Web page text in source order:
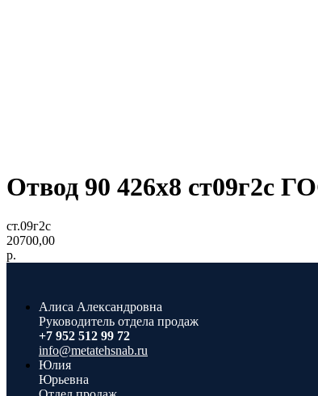
Отвод 90 426x8 ст09г2с
ст.09г2с
20700,00
р.
Алиса Александровна
Руководитель отдела продаж
+7 952 512 99 72
info@metatehsnab.ru
Юлия
Юрьевна